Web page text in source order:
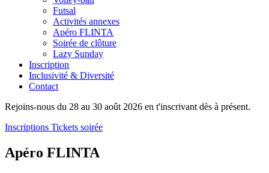
Futsal
Activités annexes
Apéro FLINTA
Soirée de clôture
Lazy Sunday
Inscription
Inclusivité & Diversité
Contact
Rejoins-nous du 28 au 30 août 2026 en t'inscrivant dès à présent.
Inscriptions Tickets soirée
Apéro FLINTA